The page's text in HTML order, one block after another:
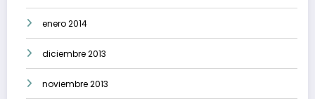
enero 2014
diciembre 2013
noviembre 2013